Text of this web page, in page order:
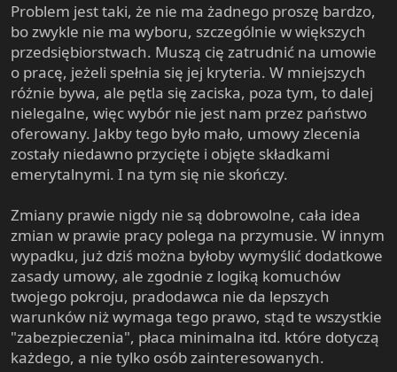
Problem jest taki, że nie ma żadnego proszę bardzo,
bo zwykle nie ma wyboru, szczególnie w większych
przedsiębiorstwach. Muszą cię zatrudnić na umowie
o pracę, jeżeli spełnia się jej kryteria. W mniejszych
różnie bywa, ale pętla się zaciska, poza tym, to dalej
nielegalne, więc wybór nie jest nam przez państwo
oferowany. Jakby tego było mało, umowy zlecenia
zostały niedawno przycięte i objęte składkami
emerytalnymi. I na tym się nie skończy.
Zmiany prawie nigdy nie są dobrowolne, cała idea
zmian w prawie pracy polega na przymusie. W innym
wypadku, już dziś można byłoby wymyślić dodatkowe
zasady umowy, ale zgodnie z logiką komuchów
twojego pokroju, pradodawca nie da lepszych
warunków niż wymaga tego prawo, stąd te wszystkie
"zabezpieczenia", płaca minimalna itd. które dotyczą
każdego, a nie tylko osób zainteresowanych.